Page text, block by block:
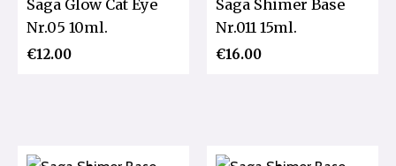
Saga Glow Cat Eye
Nr.05 10ml.
€12.00
Saga Shimer Base
Nr.011 15ml.
€16.00